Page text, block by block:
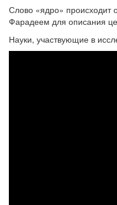
Слово «ядро» происходит
Фарадеем для описания
Науки, участвующие в